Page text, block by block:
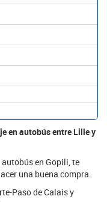
en autobús entre Lille y
en Gopili, te
una buena compra.
Paso de Calais y